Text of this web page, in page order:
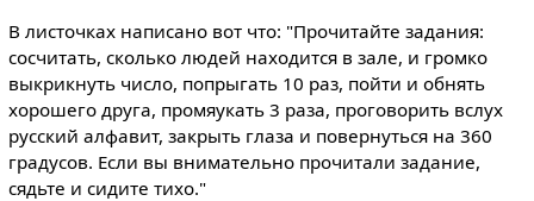
В листочках написано вот что: "Прочитайте задания:
сосчитать, сколько людей находится в зале, и громко
выкрикнуть число, попрыгать 10 раз, пойти и обнять
хорошего друга, промяукать 3 раза, проговорить вслух
русский алфавит, закрыть глаза и повернуться на 360
градусов. Если вы внимательно прочитали задание,
сядьте и сидите тихо."